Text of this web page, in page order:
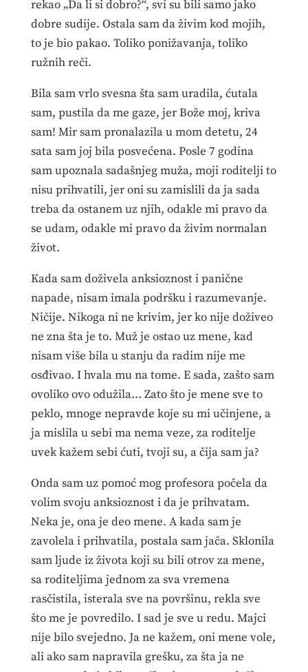
rekao „Da li si dobro?“, svi su bili samo jako
dobre sudije. Ostala sam da živim kod mojih,
to je bio pakao. Toliko ponižavanja, toliko
ružnih reči.
Bila sam vrlo svesna šta sam uradila, ćutala
sam, pustila da me gaze, jer Bože moj, kriva
sam! Mir sam pronalazila u mom detetu, 24
sata sam joj bila posvećena. Posle 7 godina
sam upoznala sadašnjeg muža, moji roditelji to
nisu prihvatili, jer oni su zamislili da ja sada
treba da ostanem uz njih, odakle mi pravo da
se udam, odakle mi pravo da živim normalan
život.
Kada sam doživela anksioznost i panične
napade, nisam imala podršku i razumevanje.
Ničije. Nikoga ni ne krivim, jer ko nije doživeo
ne zna šta je to. Muž je ostao uz mene, kad
nisam više bila u stanju da radim nije me
osđivao. I hvala mu na tome. E sada, zašto sam
ovoliko ovo odužila… Zato što je mene sve to
peklo, mnoge nepravde koje su mi učinjene, a
ja mislila u sebi ma nema veze, za roditelje
uvek kažem sebi ćuti, tvoji su, a čija sam ja?
Onda sam uz pomoć mog profesora počela da
volim svoju anksioznost i da je prihvatam.
Neka je, ona je deo mene. A kada sam je
zavolela i prihvatila, postala sam jača. Sklonila
sam ljude iz života koji su bili otrov za mene,
sa roditeljima jednom za sva vremena
rasčistila, isterala sve na površinu, rekla sve
što me je povredilo. I sad je sve u redu. Majci
nije bilo svejedno. Ja ne kažem, oni mene vole,
ali ako sam napravila grešku, za šta ja ne